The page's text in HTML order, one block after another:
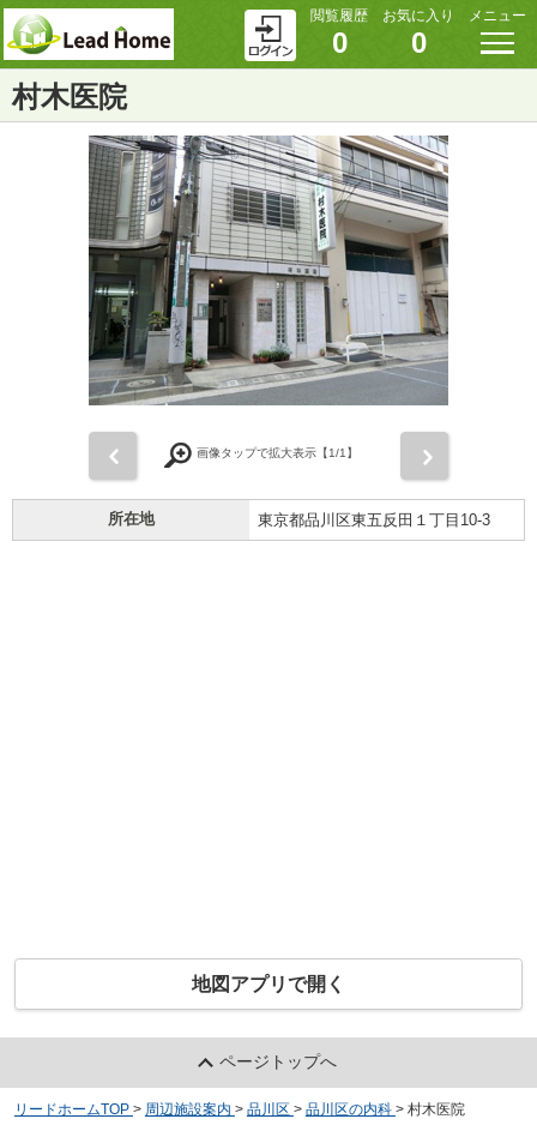
閲覧履歴
0
お気に入り
0
メニュー
村木医院
画像タップで拡大表示【1/1】
所在地 東京都品川区東五反田１丁目10-3
地図アプリで開く
ページトップへ
リードホームTOP > 周辺施設案内 > 品川区 > 品川区の内科 > 村木医院